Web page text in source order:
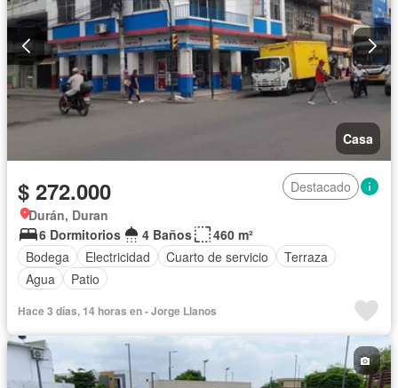
Casa
$ 272.000
Destacado
Durán, Duran
6 Dormitorios
4 Baños
460 m²
Bodega
Electricidad Cuarto de servicio
Terraza
Agua
Patio
Hace 3 días, 14 horas en - Jorge Llanos